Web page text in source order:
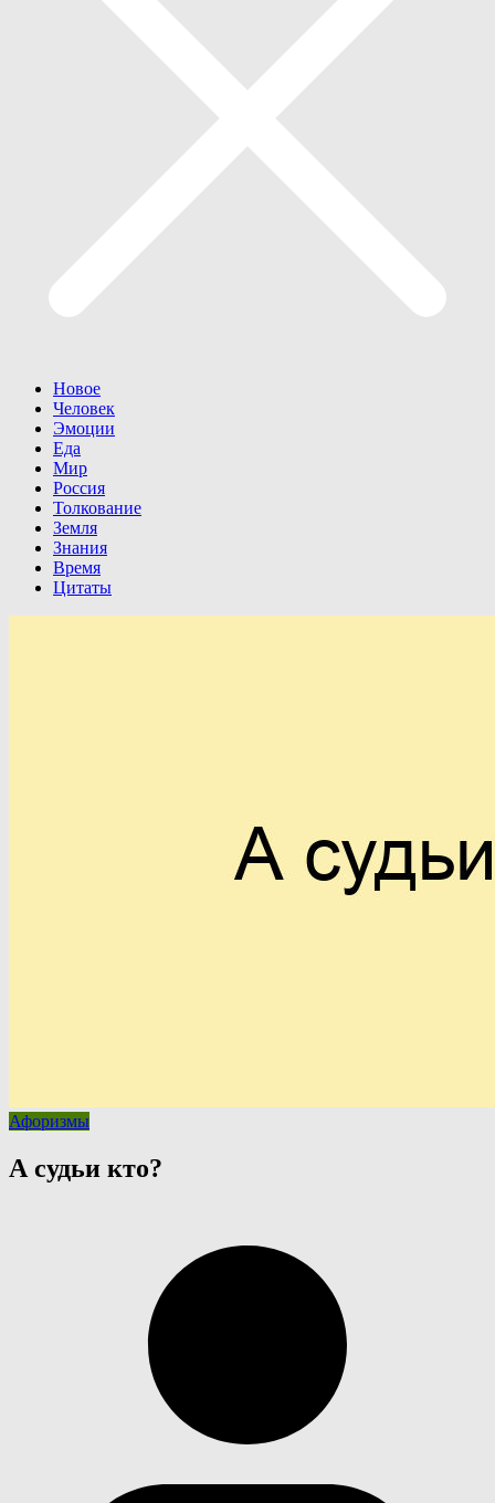
Новое
Человек
Эмоции
Еда
Мир
Россия
Толкование
Земля
Знания
Время
Цитаты
Афоризмы
А судьи кто?